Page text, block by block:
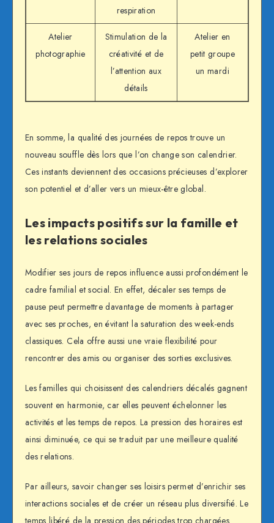
respiration
Atelier
photographie
Stimulation de la
créativité et de
l’attention aux
détails
Atelier en
petit groupe
un mardi
En somme, la qualité des journées de repos trouve un
nouveau souffle dès lors que l’on change son calendrier.
Ces instants deviennent des occasions précieuses d’explorer
son potentiel et d’aller vers un mieux-être global.
Les impacts positifs sur la famille et
les relations sociales
Modifier ses jours de repos influence aussi profondément le
cadre familial et social. En effet, décaler ses temps de
pause peut permettre davantage de moments à partager
avec ses proches, en évitant la saturation des week-ends
classiques. Cela offre aussi une vraie flexibilité pour
rencontrer des amis ou organiser des sorties exclusives.
Les familles qui choisissent des calendriers décalés gagnent
souvent en harmonie, car elles peuvent échelonner les
activités et les temps de repos. La pression des horaires est
ainsi diminuée, ce qui se traduit par une meilleure qualité
des relations.
Par ailleurs, savoir changer ses loisirs permet d’enrichir ses
interactions sociales et de créer un réseau plus diversifié. Le
temps libéré de la pression des périodes trop chargées